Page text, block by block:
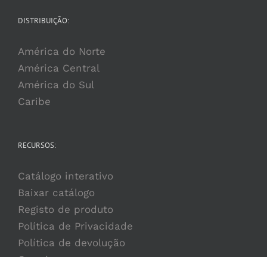
DISTRIBUIÇÃO:
América do Norte
América Central
América do Sul
Caribe
RECURSOS:
Catálogo interativo
Baixar catálogo
Registo de produto
Política de Privacidade
Política de devolução